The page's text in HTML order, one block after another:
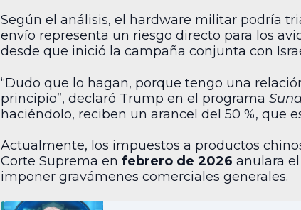
Según el análisis, el hardware militar podría
envío representa un riesgo directo para los
desde que inició la campaña conjunta con
“Dudo que lo hagan, porque tengo una
principio”, declaró Trump en el programa
haciéndolo, reciben un arancel del 50 %, que
Actualmente, los impuestos a productos
Corte Suprema en febrero de 2026 anulara
imponer gravámenes comerciales generales.